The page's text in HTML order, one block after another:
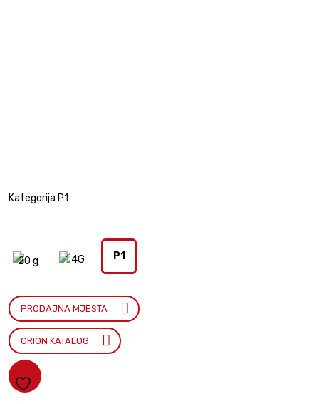
Kategorija P1
20 g 1.4G P1
PRODAJNA MJESTA
ORION KATALOG